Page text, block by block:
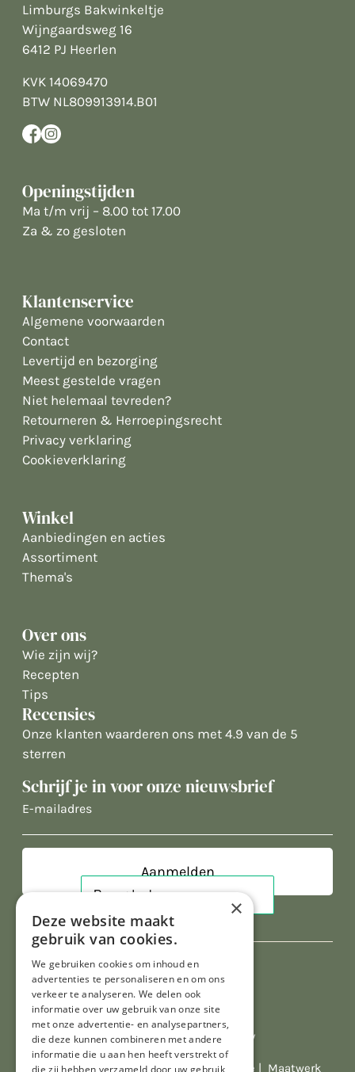
Limburgs Bakwinkeltje
Wijngaardsweg 16
6412 PJ Heerlen
KVK 14069470
BTW NL809913914.B01
Openingstijden
Ma t/m vrij – 8.00 tot 17.00
Za & zo gesloten
Klantenservice
Algemene voorwaarden
Contact
Levertijd en bezorging
Meest gestelde vragen
Niet helemaal tevreden?
Retourneren & Herroepingsrecht
Privacy verklaring
Cookieverklaring
Winkel
Aanbiedingen en acties
Assortiment
Thema's
Over ons
Wie zijn wij?
Recepten
Tips
Recensies
Onze klanten waarderen ons met 4.9 van de 5
sterren
Schrijf je in voor onze nieuwsbrief
E-
Al onze prijzen zijn incl. BTW
© Copyright 2026 Limburgs Bakwinkeltje | Maatwerk
×
Deze website maakt
gebruik van cookies.
We gebruiken cookies om inhoud en
advertenties te personaliseren en om ons
verkeer te analyseren. We delen ook
informatie over uw gebruik van onze site
met onze advertentie- en analysepartners,
die deze kunnen combineren met andere
informatie die u aan hen heeft verstrekt of
die zij hebben verzameld door uw gebruik